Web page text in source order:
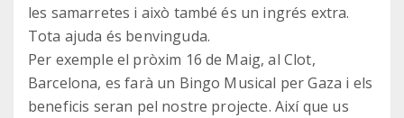
les samarretes i això també és un ingrés extra.
Tota ajuda és benvinguda.
Per exemple el pròxim 16 de Maig, al Clot,
Barcelona, es farà un Bingo Musical per Gaza i els
beneficis seran pel nostre projecte. Així que us